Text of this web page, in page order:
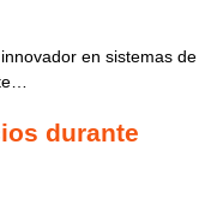
en sistemas de
durante